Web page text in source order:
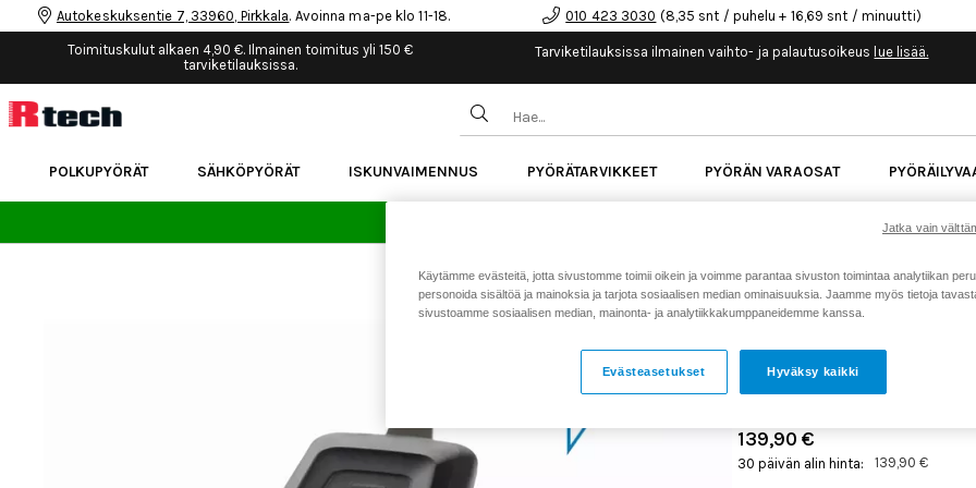
Autokeskuksentie 7, 33960, Pirkkala. Avoinna ma-pe klo 11-18. 010 423 3030 (8,35 snt / puhelu + 16,69 snt / minuutti)
Toimituskulut alkaen 4,90 €. Ilmainen toimitus yli 150 €
tarviketilauksissa.
Tarviketilauksissa ilmainen vaihto- ja palautusoikeus lue lisää.
POLKUPYÖRÄT SÄHKÖPYÖRÄT ISKUNVAIMENNUS PYÖRÄTARVIKKEET PYÖRÄN VARAOSAT
24 kk korotonta maksuaikaa kaikkiin Cube-pyöriin.Lue
Koti > Kaikki tuotteet > Pyörän
BOSCH SYSTEM
Tuotenumero: 24924
139,90 €
30 päivän alin hinta: 139,90 €
Käytämme evästeitä, jotta sivustomme toimii oikein ja voimme parantaa sivuston toimintaa analytiikan
personoida sisältöä ja mainoksia ja tarjota sosiaalisen median ominaisuuksia. Jaamme myös tietoja
sivustoamme sosiaalisen median, mainonta- ja analytiikkakumppaneidemme kanssa.
Hyväksy kaikki
Evästeasetukset
Jatka vain